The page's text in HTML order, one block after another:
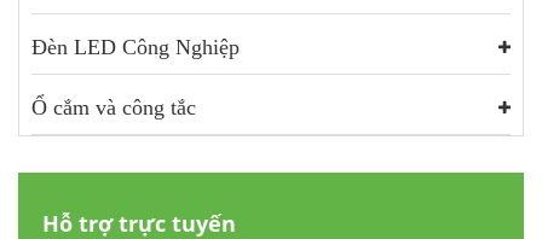
Đèn LED Công Nghiệp
Ổ cắm và công tắc
Hỗ trợ trực tuyến